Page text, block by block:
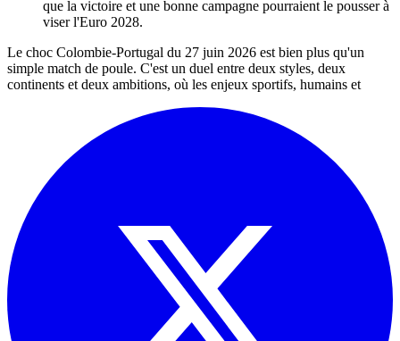
que la victoire et une bonne campagne pourraient le pousser à
viser l'Euro 2028.
Le choc Colombie-Portugal du 27 juin 2026 est bien plus qu'un
simple match de poule. C'est un duel entre deux styles, deux
continents et deux ambitions, où les enjeux sportifs, humains et